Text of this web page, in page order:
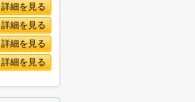
詳細を見る
詳細を見る
詳細を見る
詳細を見る